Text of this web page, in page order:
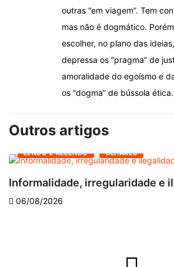
outras “em viagem”. Tem
mas não é dogmático.
escolher, no plano das
depressa os “pragma” de
amoralidade do egoísmo e
os “dogma” de bússola ética.
Outros artigos
LENDO E RELENDO OLHARES
Informalidade, irregularidade e
06/08/2026